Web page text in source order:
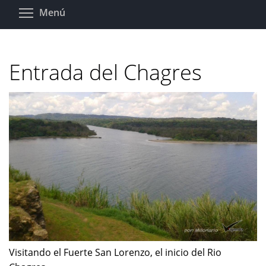
Pasar
Menú
Entrada del Chagres
Visitando el Fuerte San Lorenzo, el inicio del Rio